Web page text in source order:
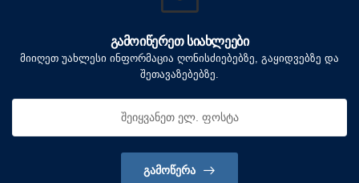
ᲒᲐᲛᲝᲘᲬᲔᲠᲔᲗ ᲡᲘᲐᲮᲚᲔᲔᲑᲘ
მიიღეთ უახლესი ინფორმაცია ღონისძიებებზე, გაყიდვებზე და
შეთავაზებებზე.
ᲒᲐᲛᲝᲬᲔᲠᲐ